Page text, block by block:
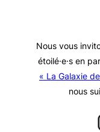
Nous vous
étoilé·e·s en
« La Galaxie
nous